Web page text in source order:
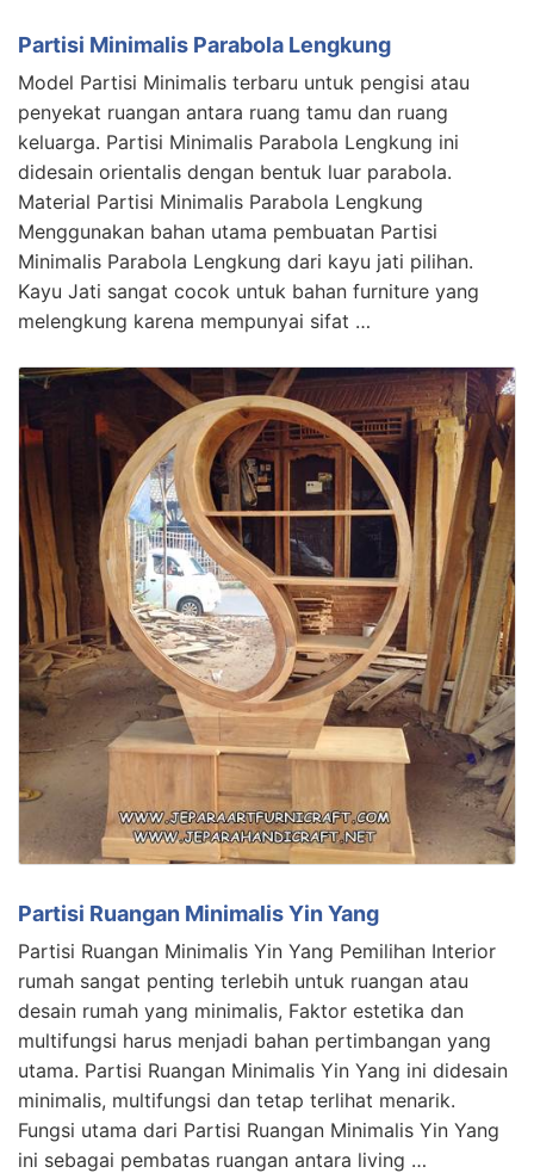
Partisi Minimalis Parabola Lengkung
Model Partisi Minimalis terbaru untuk pengisi atau
penyekat ruangan antara ruang tamu dan ruang
keluarga. Partisi Minimalis Parabola Lengkung ini
didesain orientalis dengan bentuk luar parabola.
Material Partisi Minimalis Parabola Lengkung
Menggunakan bahan utama pembuatan Partisi
Minimalis Parabola Lengkung dari kayu jati pilihan.
Kayu Jati sangat cocok untuk bahan furniture yang
melengkung karena mempunyai sifat …
Partisi Ruangan Minimalis Yin Yang
Partisi Ruangan Minimalis Yin Yang Pemilihan Interior
rumah sangat penting terlebih untuk ruangan atau
desain rumah yang minimalis, Faktor estetika dan
multifungsi harus menjadi bahan pertimbangan yang
utama. Partisi Ruangan Minimalis Yin Yang ini didesain
minimalis, multifungsi dan tetap terlihat menarik.
Fungsi utama dari Partisi Ruangan Minimalis Yin Yang
ini sebagai pembatas ruangan antara living …